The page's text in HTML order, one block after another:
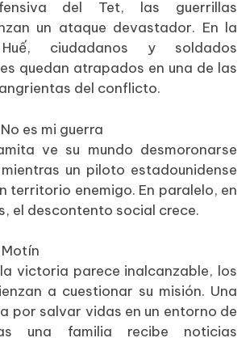
del Tet, las guerrillas
un ataque devastador. En la
ciudadanos y soldados
quedan atrapados en una de las
del conflicto.
es mi guerra
ve su mundo desmoronarse
un piloto estadounidense
territorio enemigo. En paralelo, en
el descontento social crece.
victoria parece inalcanzable, los
a cuestionar su misión. Una
por salvar vidas en un entorno de
una familia recibe noticias